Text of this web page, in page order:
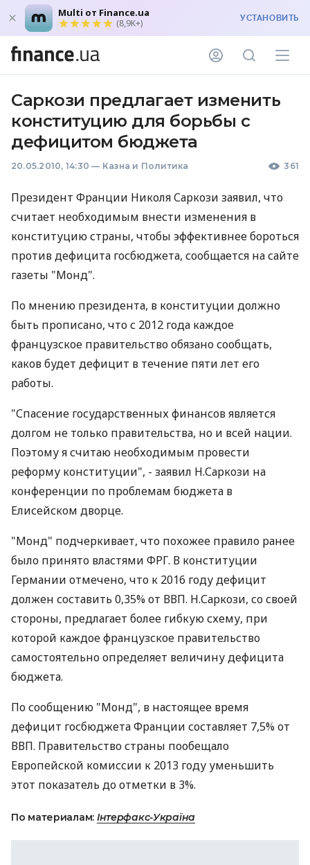
Multi от Finance.ua
(8,9K+) УСТАНОВИТЬ
Саркози предлагает изменить
конституцию для борьбы с
дефицитом бюджета
20.05.2010, 14:30 — Казна и Политика 361
Президент Франции Николя Саркози заявил, что
считает необходимым внести изменения в
конституцию страны, чтобы эффективнее бороться
против дефицита госбюджета, сообщается на сайте
газеты "Монд".
По мнению президента, в конституции должно
быть прописано, что с 2012 года каждое
французское правительство обязано сообщать,
каков будет дефицит в течение пяти лет его
работы.
"Спасение государственных финансов является
долгом не только правительства, но и всей нации.
Поэтому я считаю необходимым провести
реформу конституции", - заявил Н.Саркози на
конференции по проблемам бюджета в
Елисейском дворце.
"Монд" подчеркивает, что похожее правило ранее
было принято властями ФРГ. В конституции
Германии отмечено, что к 2016 году дефицит
должен составить 0,35% от ВВП. Н.Саркози, со своей
стороны, предлагает более гибкую схему, при
которой каждое французское правительство
самостоятельно определяет величину дефицита
бюджета.
По сообщению "Монд", в настоящее время
дефицит госбюджета Франции составляет 7,5% от
ВВП. Правительство страны пообещало
Европейской комиссии к 2013 году уменьшить
этот показатель до отметки в 3%.
По материалам: Інтерфакс-Україна